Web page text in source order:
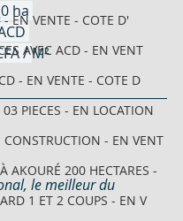
EN VENTE - COTE D'
AVEC ACD - EN VENT
- EN VENTE - COTE D
PIECES - EN LOCATION
CONSTRUCTION - EN VENT
AKOURÉ 200 HECTARES -
1 ET 2 COUPS - EN V
ha
/ M²
le meilleur du